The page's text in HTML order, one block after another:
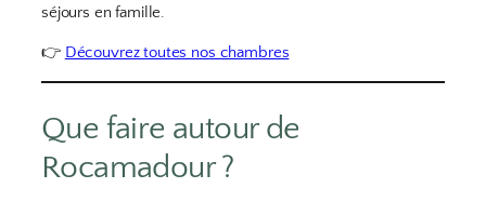
séjours en famille.
👉 Découvrez toutes nos chambres
Que faire autour de
Rocamadour ?